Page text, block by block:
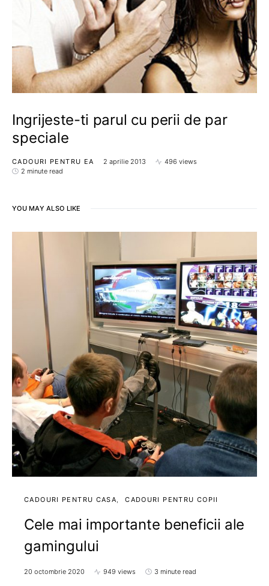
Ingrijeste-ti parul cu perii de par
speciale
CADOURI PENTRU EA 2 aprilie 2013
496 views
2 minute read
YOU MAY ALSO LIKE
CADOURI PENTRU CASA CADOURI PENTRU COPII
Cele mai importante beneficii ale
gamingului
20 octombrie 2020 949 views 3 minute read